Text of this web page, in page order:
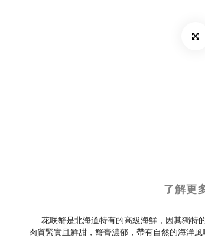
了解更
花咲蟹是北海道特有的高級海鮮，因其獨特
肉質緊實且鮮甜，蟹膏濃郁，帶有自然的海洋風